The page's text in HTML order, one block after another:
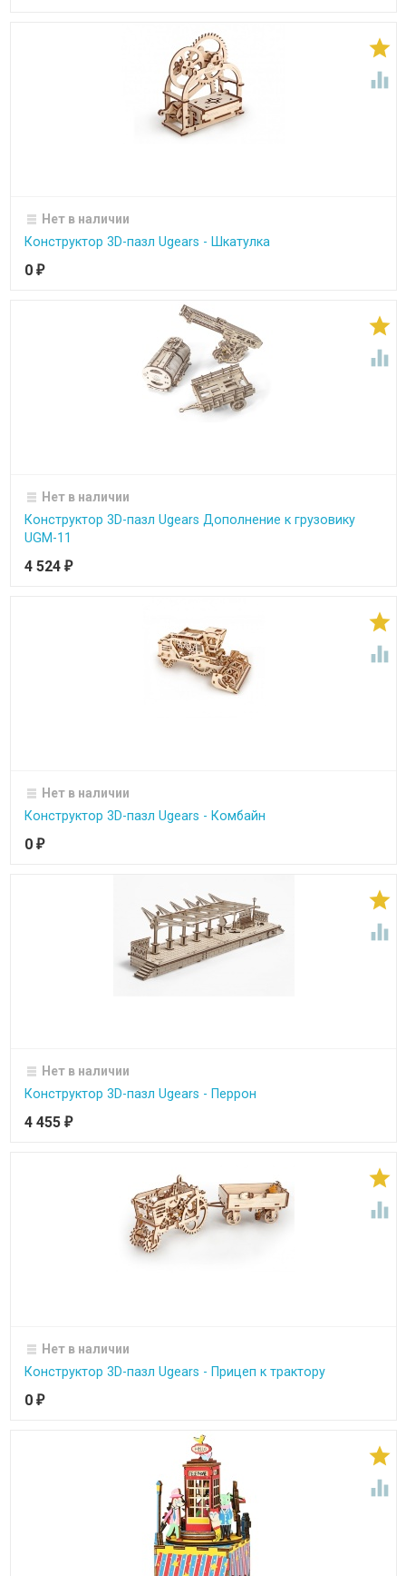


Нет в наличии
Конструктор 3D-пазл Ugears - Шкатулка
0 ₽


Нет в наличии
Конструктор 3D-пазл Ugears Дополнение к грузовику
UGM-11
4 524 ₽


Нет в наличии
Конструктор 3D-пазл Ugears - Комбайн
0 ₽


Нет в наличии
Конструктор 3D-пазл Ugears - Перрон
4 455 ₽


Нет в наличии
Конструктор 3D-пазл Ugears - Прицеп к трактору
0 ₽

